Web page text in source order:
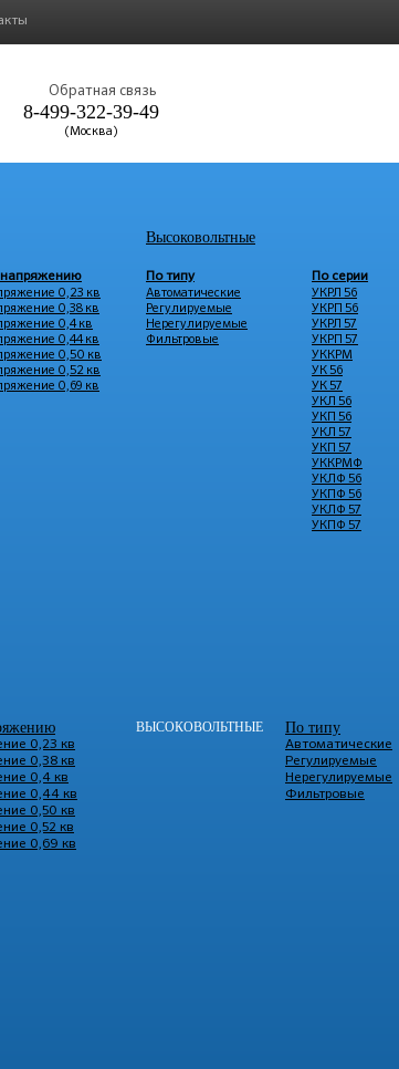
Обратная связь
8-499-322-39-49
(Москва)
напряжению
0,23 кв
0,38 кв
0,4 кв
0,44 кв
0,50 кв
0,52 кв
0,69 кв
Высоковольтные
По типу
Автоматические
Регулируемые
Нерегулируемые
Фильтровые
По серии
УКРЛ 56
УКРП 56
УКРЛ 57
УКРП 57
УККРМ
УК 56
УК 57
УКЛ 56
УКП 56
УКЛ 57
УКП 57
УККРМФ
УКЛФ 56
УКПФ 56
УКЛФ 57
УКПФ 57
0,23 кв
0,38 кв
0,4 кв
0,44 кв
0,50 кв
0,52 кв
0,69 кв
ВЫСОКОВОЛЬТНЫЕ По типу
Автоматические
Регулируемые
Нерегулируемые
Фильтровые